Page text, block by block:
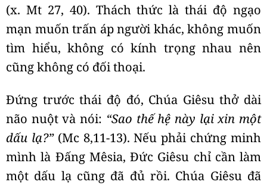
(x. Mt 27, 40). Thách thức là thái độ ngạo
mạn muốn trấn áp người khác, không muốn
tìm hiểu, không có kính trọng nhau nên
cũng không có đối thoại.
Đứng trước thái độ đó, Chúa Giêsu thở dài
não nuột và nói: “Sao thế hệ này lại xin một
dấu lạ?”(Mc 8,11-13). Nếu phải chứng minh
mình là Đấng Mêsia, Đức Giêsu chỉ cần làm
một dấu lạ cũng đã đủ rồi. Chúa Giêsu đã